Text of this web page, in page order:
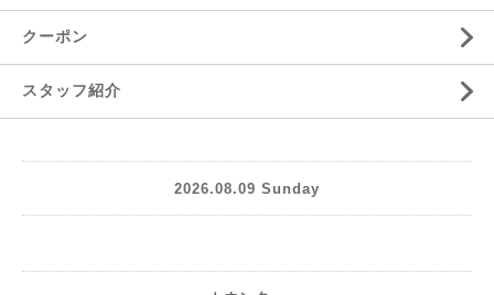
クーポン
スタッフ紹介
2026.08.09 Sunday